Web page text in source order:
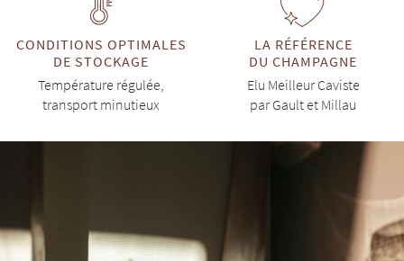
CONDITIONS OPTIMALES
DE STOCKAGE
Température régulée,
transport minutieux
LA RÉFÉRENCE
DU CHAMPAGNE
Elu Meilleur Caviste
par Gault et Millau